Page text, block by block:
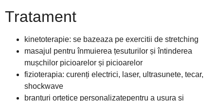
Tratament
kinetoterapie: se bazeaza pe exercitii de stretching
masajul pentru înmuierea țesuturilor și întinderea
mușchilor picioarelor și picioarelor
fizioterapia: curenți electrici, laser, ultrasunete, tecar,
shockwave
branțuri ortetice personalizatepentru a ușura și